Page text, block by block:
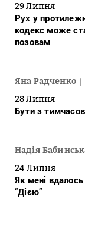
29 Липня
Рух у
кодекс може
позовам
Яна Радченко
28 Липня
Бути з
Надія
24 Липня
Як мені
“Дією”